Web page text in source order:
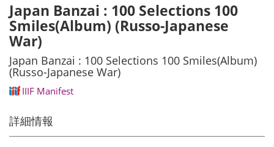
Japan Banzai : 100 Selections 100
Smiles(Album) (Russo-Japanese
War)
Japan Banzai : 100 Selections 100 Smiles(Album)
(Russo-Japanese War)
IIIF Manifest
詳細情報